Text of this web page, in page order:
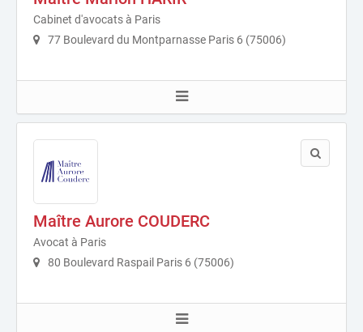
Cabinet d'avocats à Paris
77 Boulevard du Montparnasse Paris 6 (75006)
Maître Aurore COUDERC
Avocat à Paris
80 Boulevard Raspail Paris 6 (75006)